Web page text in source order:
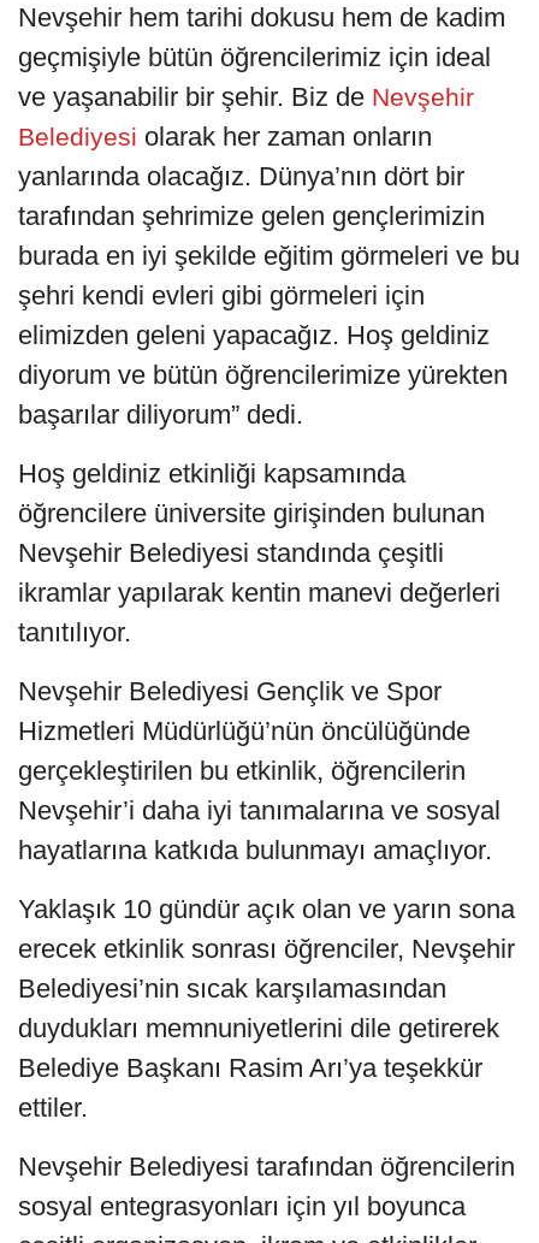
Nevşehir hem tarihi dokusu hem de kadim
geçmişiyle bütün öğrencilerimiz için ideal
ve yaşanabilir bir şehir. Biz de Nevşehir
Belediyesi olarak her zaman onların
yanlarında olacağız. Dünya’nın dört bir
tarafından şehrimize gelen gençlerimizin
burada en iyi şekilde eğitim görmeleri ve bu
şehri kendi evleri gibi görmeleri için
elimizden geleni yapacağız. Hoş geldiniz
diyorum ve bütün öğrencilerimize yürekten
başarılar diliyorum” dedi.
Hoş geldiniz etkinliği kapsamında
öğrencilere üniversite girişinden bulunan
Nevşehir Belediyesi standında çeşitli
ikramlar yapılarak kentin manevi değerleri
tanıtılıyor.
Nevşehir Belediyesi Gençlik ve Spor
Hizmetleri Müdürlüğü’nün öncülüğünde
gerçekleştirilen bu etkinlik, öğrencilerin
Nevşehir’i daha iyi tanımalarına ve sosyal
hayatlarına katkıda bulunmayı amaçlıyor.
Yaklaşık 10 gündür açık olan ve yarın sona
erecek etkinlik sonrası öğrenciler, Nevşehir
Belediyesi’nin sıcak karşılamasından
duydukları memnuniyetlerini dile getirerek
Belediye Başkanı Rasim Arı’ya teşekkür
ettiler.
Nevşehir Belediyesi tarafından öğrencilerin
sosyal entegrasyonları için yıl boyunca